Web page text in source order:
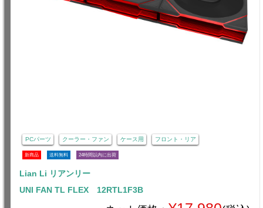
PCパーツ クーラー・ファン ケース用 フロント・リア
新商品 送料無料 24時間以内に出荷
Lian Li リアンリー
UNI FAN TL FLEX 12RTL1F3B